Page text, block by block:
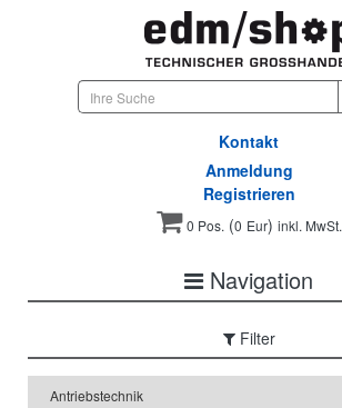
Kontakt
Anmeldung
Registrieren
0 Pos.(0 Eur) inkl. MwSt.
Navigation
Filter
Antriebstechnik